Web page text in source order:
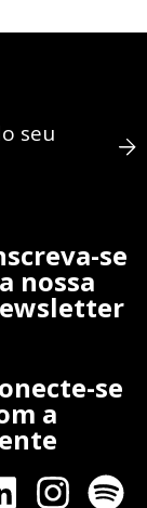
seu
se
nossa
se
a